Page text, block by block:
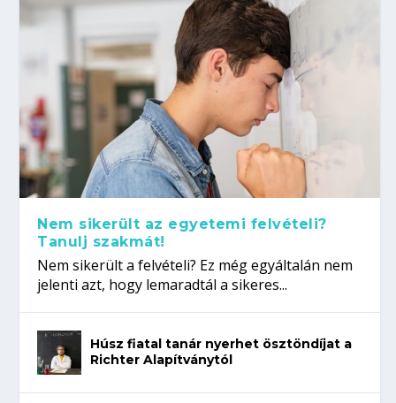
Nem sikerült az egyetemi felvételi?
Tanulj szakmát!
Nem sikerült a felvételi? Ez még egyáltalán nem
jelenti azt, hogy lemaradtál a sikeres...
Húsz fiatal tanár nyerhet ösztöndíjat a
Richter Alapítványtól